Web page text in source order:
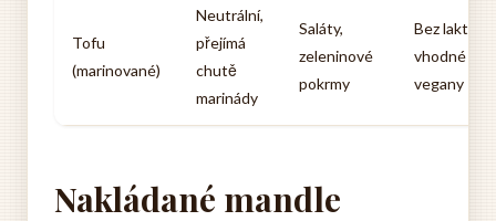
Tofu
(marinované)
Neutrální,
přejímá
chutě
marinády
Saláty,
zeleninové
pokrmy
Bez laktózy,
vhodné pro
vegany
Nakládané mandle